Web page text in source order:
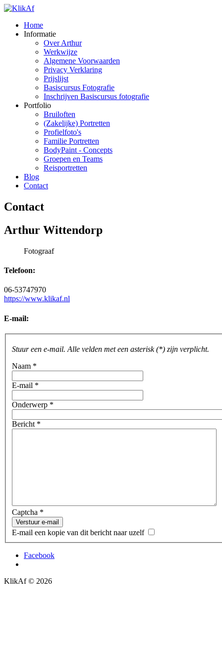
Home
Informatie
Over Arthur
Werkwijze
Algemene Voorwaarden
Privacy Verklaring
Prijslijst
Basiscursus Fotografie
Inschrijven Basiscursus fotografie
Portfolio
Bruiloften
(Zakelijke) Portretten
Profielfoto's
Familie Portretten
BodyPaint - Concepts
Groepen en Teams
Reisportretten
Blog
Contact
Contact
Arthur Wittendorp
Fotograaf
Telefoon:
06-53747970
https://www.klikaf.nl
E-mail:
Stuur een e-mail. Alle velden met een asterisk (*) zijn verplicht.
Naam *
E-mail *
Onderwerp *
Bericht *
Captcha *
Verstuur e-mail
E-mail een kopie van dit bericht naar uzelf
Facebook
KlikAf© 2026